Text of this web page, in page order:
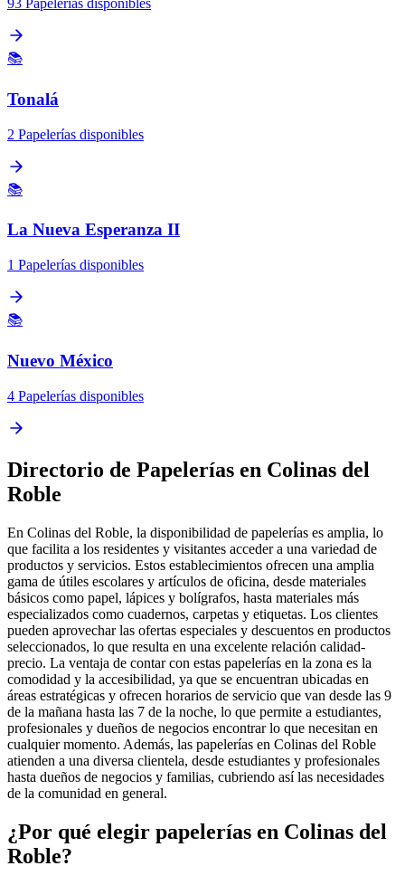
93 Papelerías disponibles
📚
Tonalá
2 Papelerías disponibles
📚
La Nueva Esperanza II
1 Papelerías disponibles
📚
Nuevo México
4 Papelerías disponibles
Directorio de Papelerías en Colinas del
Roble
En Colinas del Roble, la disponibilidad de papelerías es amplia, lo
que facilita a los residentes y visitantes acceder a una variedad de
productos y servicios. Estos establecimientos ofrecen una amplia
gama de útiles escolares y artículos de oficina, desde materiales
básicos como papel, lápices y bolígrafos, hasta materiales más
especializados como cuadernos, carpetas y etiquetas. Los clientes
pueden aprovechar las ofertas especiales y descuentos en productos
seleccionados, lo que resulta en una excelente relación calidad-
precio. La ventaja de contar con estas papelerías en la zona es la
comodidad y la accesibilidad, ya que se encuentran ubicadas en
áreas estratégicas y ofrecen horarios de servicio que van desde las 9
de la mañana hasta las 7 de la noche, lo que permite a estudiantes,
profesionales y dueños de negocios encontrar lo que necesitan en
cualquier momento. Además, las papelerías en Colinas del Roble
atienden a una diversa clientela, desde estudiantes y profesionales
hasta dueños de negocios y familias, cubriendo así las necesidades
de la comunidad en general.
¿Por qué elegir papelerías en Colinas del
Roble?